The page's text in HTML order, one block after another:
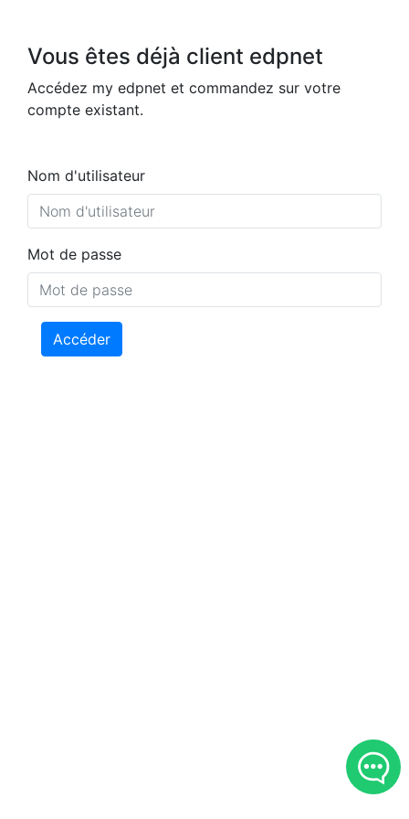
Vous êtes déjà client edpnet
Accédez my edpnet et commandez sur votre
compte existant.
Nom d'utilisateur
Mot de passe
Accéder